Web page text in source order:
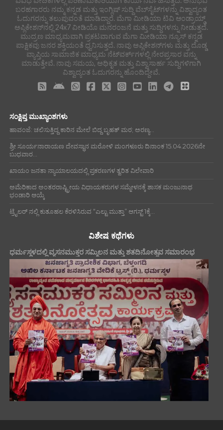
ಬರಹಗಾರರು ನಮ್ಮ ಕನ್ನಡ ಮತ್ತು ಇಂಗ್ಲಿಷ್ ಸುದ್ದಿ ವೆಬ್‌ಸೈಟ್‌ಗಳನ್ನು ವಿಶ್ವಾದ್ಯಂತ
ಓದುಗರನ್ನು ತಲುಪುವಂತೆ ಮಾಡಿದ್ದಾರೆ. ಮೆಗಾ ಮೀಡಿಯಾ ಟಿವಿ ಆಂಡ್ರಾಯ್ಡ್
ಅಪ್ಲಿಕೇಶನ್‌ನಲ್ಲಿ 24x7 ವೀಡಿಯೊ ಮನರಂಜನೆ ಮತ್ತು ಸುದ್ದಿಗಳನ್ನು ನೀಡುತ್ತದೆ.
ಮುದ್ರಣ ಮಾಧ್ಯಮವಾಗಿ ಪ್ರಕಟವಾಗುವ ಮೆಗಾ ಮೀಡಿಯಾ ನ್ಯೂಸ್ ಕನ್ನಡ
ಪಾಕ್ಷಿಕವು ಜನರ ಶಕ್ತಿಯಂತೆ ಧ್ವನಿಸುತ್ತದೆ. ನಾವು ಅಪ್ಲಿಕೇಶನ್‌ಗಳು ಮತ್ತು ದೊಡ್ಡ
ವ್ಯಾಪ್ತಿಯ ಸಾಮಾಜಿಕ ಮಾಧ್ಯಮ ನೆಟ್‌ವರ್ಕ್‌ಗಳಲ್ಲಿ ನೇರಪ್ರಸಾರ ವನ್ನು
ಮಾಡುತ್ತೇವೆ. ನಾವು ಸಮಯ, ಅಧಿಕೃತ ಮತ್ತು ವಿಶ್ವಾಸಾರ್ಹ ಸುದ್ದಿಗಳಿಗಾಗಿ
ವಿಶ್ವಾದ್ಯಂತ ಓದುಗರನ್ನು ಹೊಂದಿದ್ದೇವೆ.
ಸಂಕ್ಷಿಪ್ತ ಮುಖ್ಯಾಂಶಗಳು
ಹಾವಂಜೆ: ಚಲಿಸುತ್ತಿದ್ದ ಕಾರಿನ ಮೇಲೆ ಬಿದ್ದ ಬೃಹತ್ ಮರ; ಅರಣ್ಯ...
ಶ್ರೀ ಸೂರ್ಯನಾರಾಯಣ ದೇವಸ್ಥಾನ ಮರೋಳಿ ಮಂಗಳೂರು ದಿನಾಂಕ 15.04.2026ನೇ
ಬುಧವಾರ...
ಖಾಯಂ ಜನತಾ ನ್ಯಾಯಾಲಯದಲ್ಲಿ ಪ್ರಕರಣಗಳ ತ್ವರಿತ ವಿಲೇವಾರಿ
ಅಮೆರಿಕಾದ ಅಂತರರಾಷ್ಟ್ರೀಯ ವಿಧಾಯಕರುಗಳ ಸಮ್ಮೇಳನಕ್ಕೆ ಶಾಸಕ ಮಂಜುನಾಥ
ಭಂಡಾರಿ ಆಯ್ಕೆ
ಟ್ರೈಲರ್ ನಲ್ಲಿ ಕುತೂಹಲ ಕೆರಳಿಸಿರುವ “ಎಲ್ಟು ಮುತ್ತಾ” ಆಗಸ್ಟ್ 1ಕ್ಕೆ...
ವಿಶೇಷ ಕಥೆಗಳು
ಧರ್ಮಸ್ಥಳದಲ್ಲಿ ವ್ಯಸನಮುಕ್ತರ ಸಮ್ಮಿಲನ ಮತ್ತು ಶತದಿನೋತ್ಸವ ಸಮಾರಂಭ